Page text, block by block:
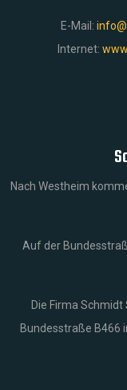
E-Mail:
Internet:
Nach Westheim
Auf der
Die Firma
Bundesstraße B466